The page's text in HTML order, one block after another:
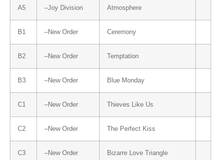
A5 –Joy Division Atmosphere
B1 –New Order Ceremony
B2 –New Order Temptation
B3 –New Order Blue Monday
C1 –New Order Thieves Like Us
C2 –New Order The Perfect Kiss
C3 –New Order Bizarre Love Triangle